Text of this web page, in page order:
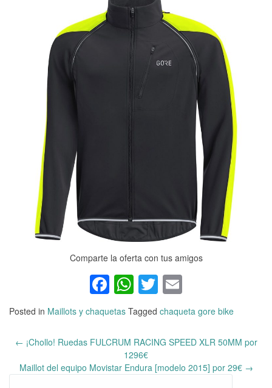
Comparte la oferta con tus amigos
Facebook
WhatsApp
Twitter
Posted in Maillots y chaquetas Tagged chaqueta gore bike
navigation
← ¡Chollo! Ruedas FULCRUM RACING SPEED XLR 50MM por
1296€
Maillot del equipo Movistar Endura [modelo 2015] por 29€ →